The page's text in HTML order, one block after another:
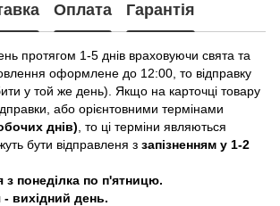
Оплата Гарантія
протягом 1-5 днів враховуючи свята та
оформлене до 12:00, то відправку
у той же день). Якщо на карточці товару
або орієнтовними термінами
днів) , то ці терміни являються
бути відправленя з запізненням у 1-2
з понеділка по п'ятницю.
- вихідний день.